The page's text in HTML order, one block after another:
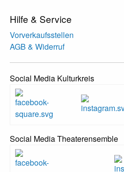
Hilfe & Service
Vorverkaufsstellen
AGB & Widerruf
Social Media Kulturkreis
Social Media Theaterensemble